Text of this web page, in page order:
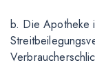
b. Die Apotheke